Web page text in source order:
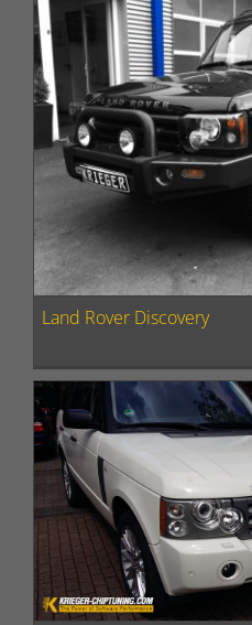
Land Rover Discovery